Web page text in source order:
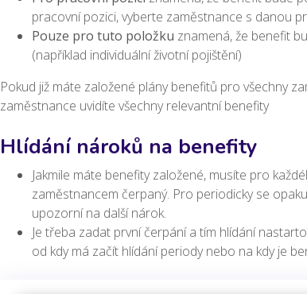
pracovní pozici, vyberte zaměstnance s danou
Pouze pro tuto položku znamená, že benefit
(například individuální životní pojištění)
Pokud již máte založené plány benefitů pro všechny
zaměstnance uvidíte všechny relevantní benefity
Hlídání nároků na benefity
Jakmile máte benefity založené, musíte pro
zaměstnancem čerpaný. Pro periodicky se
upozorní na další nárok.
Je třeba zadat první čerpání a tím hlídání
od kdy má začít hlídání periody nebo na kdy je